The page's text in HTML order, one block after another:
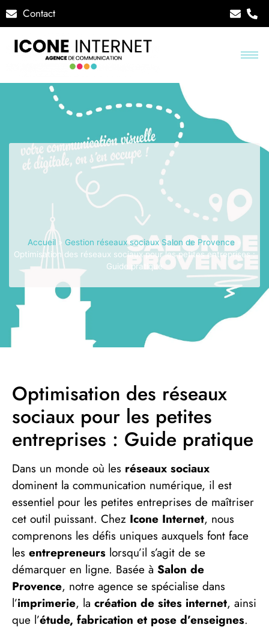
Contact
Accueil» Gestion réseaux sociaux Salon de Provence »
Optimisation des réseaux sociaux pour les petites entreprises :
Guide pratique
Optimisation des réseaux
sociaux pour les petites
entreprises : Guide pratique
Dans un monde où les réseaux sociaux
dominent la communication numérique, il est
essentiel pour les petites entreprises de maîtriser
cet outil puissant. Chez Icone Internet, nous
comprenons les défis uniques auxquels font face
les entrepreneurs lorsqu’il s’agit de se
démarquer en ligne. Basée à Salon de
Provence, notre agence se spécialise dans
l’imprimerie, la création de sites internet, ainsi
que l’étude, fabrication et pose d’enseignes.